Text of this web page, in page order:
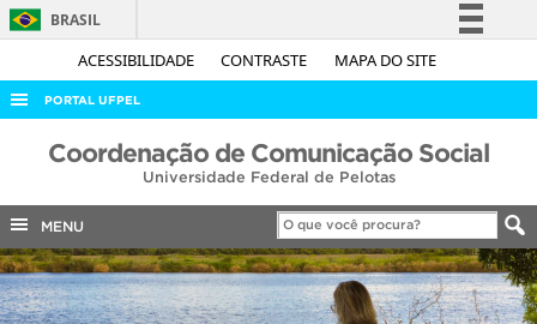
ACESSIBILIDADE CONTRASTE MAPA DO SITE
BRASIL
Simplifique!
Acesso à informação
Legislação
Canais
PORTAL UFPEL
ACESSO À INFORMAÇÃO
COBALTO
CONCURSOS
EDITAIS
Coordenação de Comunicação Social
Universidade Federal de Pelotas
MENU